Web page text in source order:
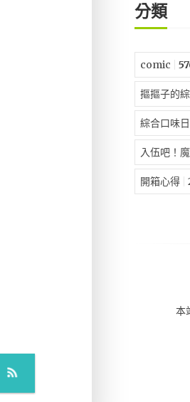
分類
comic
摳摳子的
綜合口味
入伍吧！
開箱心得
本